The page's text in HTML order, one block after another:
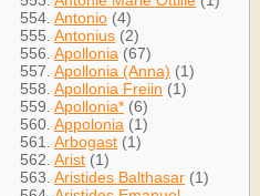
554. Antonio (4)
555. Antonius (2)
556. Apollonia (67)
557. Apollonia (Anna) (1)
558. Apollonia Freiin (1)
559. Apollonia* (6)
560. Appolonia (1)
561. Arbogast (1)
562. Arist (1)
563. Aristides Balthasar (1)